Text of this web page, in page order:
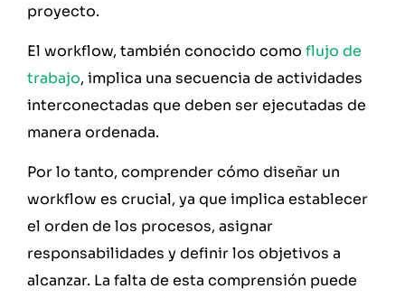
proyecto.
El workflow, también conocido como flujo de
trabajo, implica una secuencia de actividades
interconectadas que deben ser ejecutadas de
manera ordenada.
Por lo tanto, comprender cómo diseñar un
workflow es crucial, ya que implica establecer
el orden de los procesos, asignar
responsabilidades y definir los objetivos a
alcanzar. La falta de esta comprensión puede